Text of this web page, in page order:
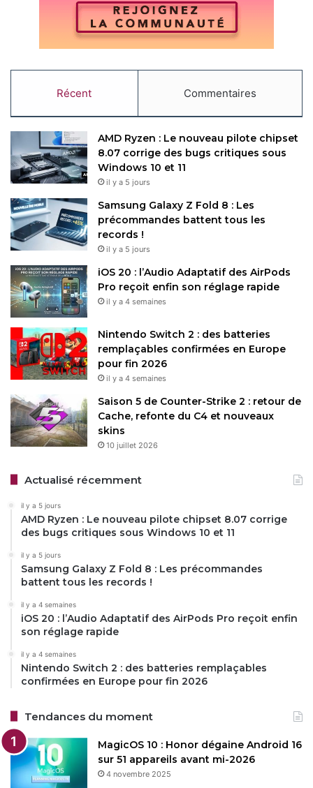
Récent Commentaires
AMD Ryzen : Le nouveau pilote chipset
8.07 corrige des bugs critiques sous
Windows 10 et 11
il y a 5 jours
Samsung Galaxy Z Fold 8 : Les
précommandes battent tous les
records !
il y a 5 jours
iOS 20 : l’Audio Adaptatif des AirPods
Pro reçoit enfin son réglage rapide
il y a 4 semaines
Nintendo Switch 2 : des batteries
remplaçables confirmées en Europe
pour fin 2026
il y a 4 semaines
Saison 5 de Counter-Strike 2 : retour de
Cache, refonte du C4 et nouveaux
skins
10 juillet 2026
Actualisé récemment
il y a 5 jours
AMD Ryzen : Le nouveau pilote chipset 8.07 corrige
des bugs critiques sous Windows 10 et 11
il y a 5 jours
Samsung Galaxy Z Fold 8 : Les précommandes
battent tous les records !
il y a 4 semaines
iOS 20 : l’Audio Adaptatif des AirPods Pro reçoit enfin
son réglage rapide
il y a 4 semaines
Nintendo Switch 2 : des batteries remplaçables
confirmées en Europe pour fin 2026
Tendances du moment
MagicOS 10 : Honor dégaine Android 16
sur 51 appareils avant mi-2026
4 novembre 2025